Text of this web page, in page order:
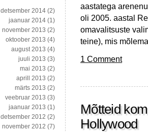
aastatega
oli 2005. aastal
omavalitsuste
teine), mis
1 Comment
Mõtteid
Hollywood
detsember 2014 (2)
jaanuar 2014 (1)
november 2013 (2)
oktoober 2013 (4)
august 2013 (4)
juuli 2013 (3)
mai 2013 (2)
aprill 2013 (2)
märts 2013 (2)
veebruar 2013 (3)
jaanuar 2013 (1)
detsember 2012 (2)
november 2012 (7)